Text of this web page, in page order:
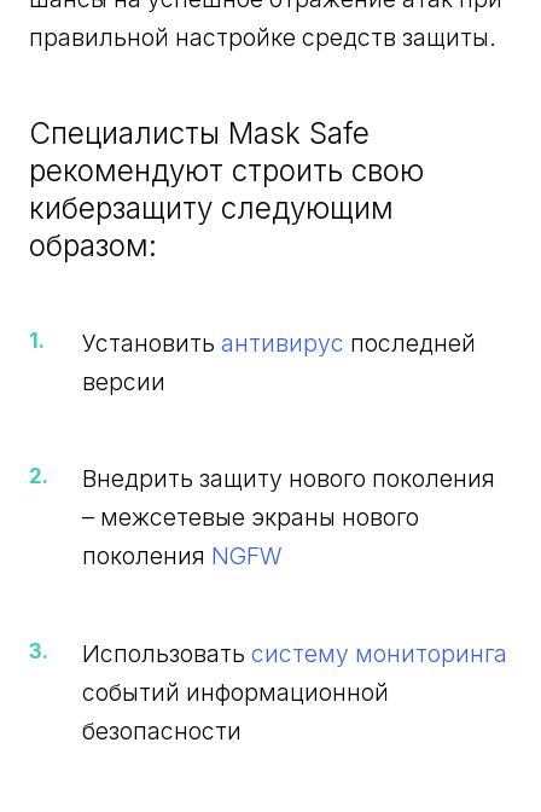
правильной настройке средств защиты.
Специалисты Mask Safe
рекомендуют строить свою
киберзащиту следующим
образом:
Установить антивирус последней
версии
Внедрить защиту нового поколения
– межсетевые экраны нового
поколения NGFW
Использовать систему мониторинга
событий информационной
безопасности